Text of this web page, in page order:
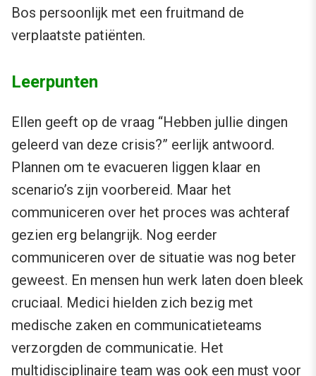
Bos persoonlijk met een fruitmand de
verplaatste patiënten.
Leerpunten
Ellen geeft op de vraag “Hebben jullie dingen
geleerd van deze crisis?” eerlijk antwoord.
Plannen om te evacueren liggen klaar en
scenario’s zijn voorbereid. Maar het
communiceren over het proces was achteraf
gezien erg belangrijk. Nog eerder
communiceren over de situatie was nog beter
geweest. En mensen hun werk laten doen bleek
cruciaal. Medici hielden zich bezig met
medische zaken en communicatieteams
verzorgden de communicatie. Het
multidisciplinaire team was ook een must voor